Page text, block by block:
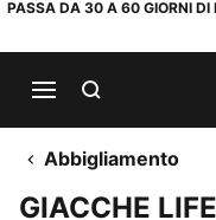
PASSA DA 30 A 60 GIORNI DI
Abbigliamento
GIACCHE